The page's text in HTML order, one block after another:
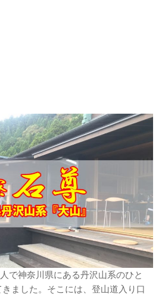
で神奈川県にある丹沢山系のひと
ました。そこには、登山道入り口